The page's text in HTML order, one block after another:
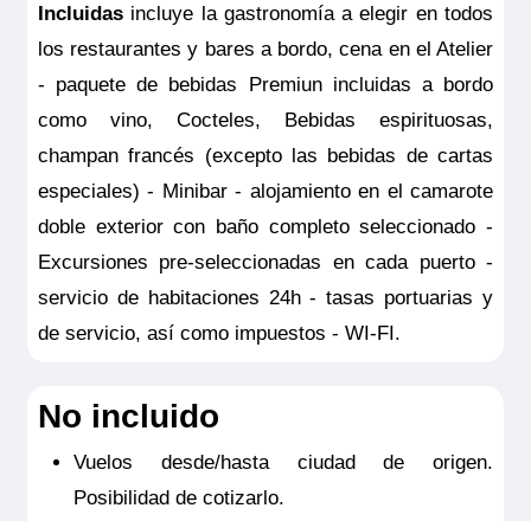
Todo incluido con excursiones 22.597€
Esta suite hace honor a su nombre: Ravel era todo un dandi
y aquí se refleja su personalidad. Es un lugar pensado para
disfrutar, con amplios ventanales que permiten admirar el
paisaje desde la cama king-size. Dispone de un vestidor para
colocar su ropa y, al igual que en la Owner’s Suite, sus
huéspedes pueden disponer de traslados individuales en
limusina el día de embarque y desembarque, servicio de
planchado y de lavandería gratuito. Además tendrá un amplio
zona de estar con sofá y dos sillones club, chimenea con
efecto fuego, mesa de comedor, cafetera, escritorio, minibar,
ventana-balcón panoramica, TV HD y caja fuerte, secador y
electricidad 220V con puertos USB.
Ocupación máxima
3
Categoría
5 anclas lujo
Incluidasincluye la gastronomía a elegir en todos
los restaurantes y bares a bordo, cena en el Atelier
- paquete de bebidas Premiun incluidas a bordo
como vino, Cocteles, Bebidas espirituosas,
champan francés (excepto las bebidas de cartas
especiales) - Minibar - alojamiento en el camarote
doble exterior con baño completo seleccionado -
Excursiones pre-seleccionadas en cada puerto -
servicio de habitaciones 24h - tasas portuarias y
de servicio, así como impuestos - WI-FI.
No incluido
Vuelos desde/hasta ciudad de origen.
Posibilidad de cotizarlo.